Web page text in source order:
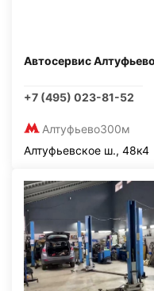
Автосервис Алтуфьево
+7 (495) 023-81-52
Алтуфьево300м
Алтуфьевское ш., 48к4